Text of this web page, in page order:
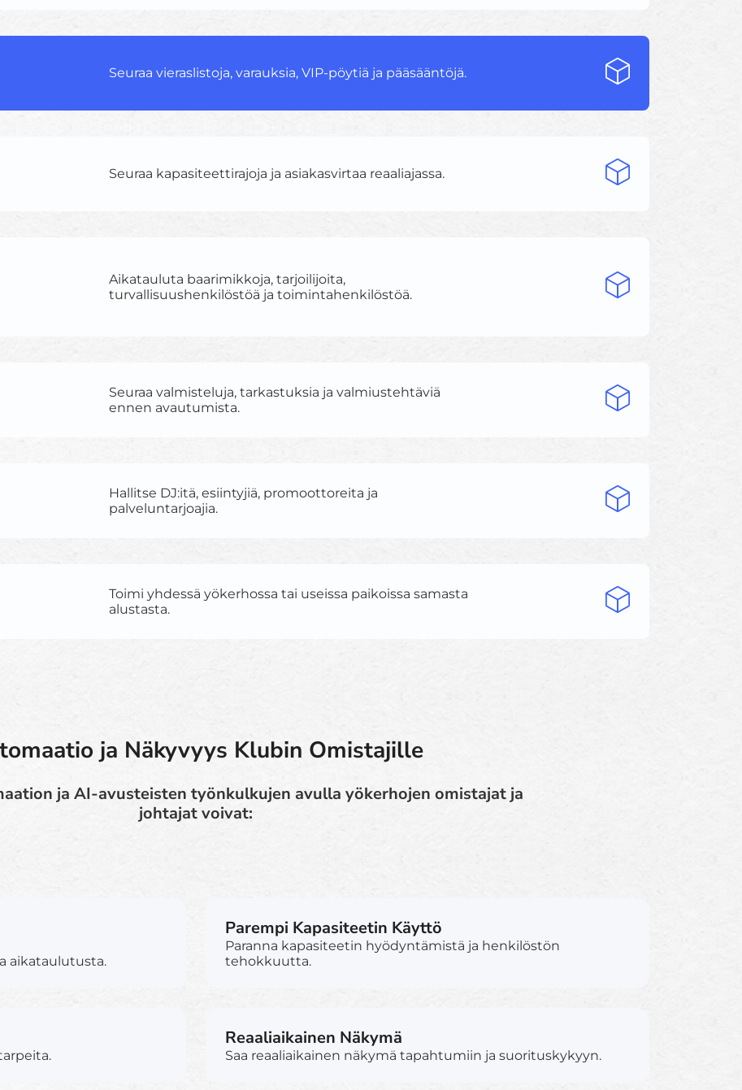
Seuraa vieraslistoja, varauksia, VIP-pöytiä ja pääsääntöjä.
Seuraa kapasiteettirajoja ja asiakasvirtaa reaaliajassa.
Aikatauluta baarimikkoja, tarjoilijoita,
turvallisuushenkilöstöä ja toimintahenkilöstöä.
Seuraa valmisteluja, tarkastuksia ja valmiustehtäviä
ennen avautumista.
Hallitse DJ:itä, esiintyjiä, promoottoreita ja
palveluntarjoajia.
Toimi yhdessä yökerhossa tai useissa paikoissa samasta
alustasta.
ja Näkyvyys Klubin Omistajille
ja AI-avusteisten työnkulkujen avulla yökerhojen omistajat ja
johtajat voivat:
aikataulutusta.
Parempi Kapasiteetin Käyttö
Paranna kapasiteetin hyödyntämistä ja henkilöstön
tehokkuutta.
Reaaliaikainen Näkymä
Saa reaaliaikainen näkymä tapahtumiin ja suorituskykyyn.